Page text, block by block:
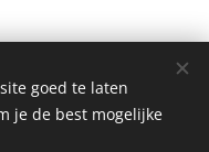
goed te laten
je de best mogelijke